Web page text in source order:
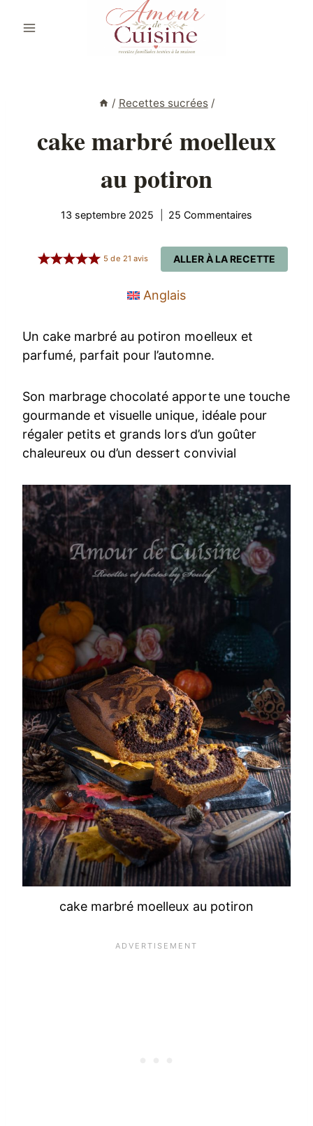
/ Recettes sucrées /
cake marbré moelleux
au potiron
13 septembre 2025 25 Commentaires
ALLER À LA RECETTE
5 de 21 avis
Anglais
Un cake marbré au potiron moelleux et
parfumé, parfait pour l’automne.
Son marbrage chocolaté apporte une touche
gourmande et visuelle unique, idéale pour
régaler petits et grands lors d’un goûter
chaleureux ou d’un dessert convivial
cake marbré moelleux au potiron